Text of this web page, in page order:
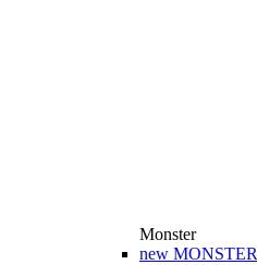
Monster
new MONSTER